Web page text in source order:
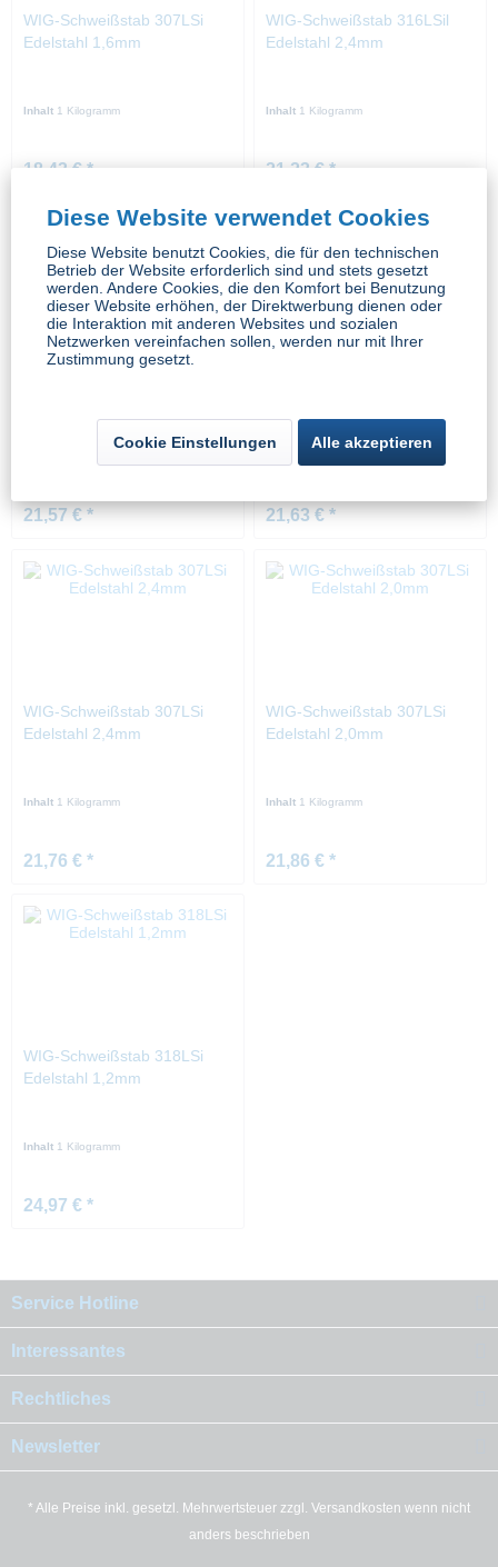
WIG-Schweißstab 307LSi
Edelstahl 1,6mm
Inhalt 1 Kilogramm
18,43 € *
WIG-Schweißstab 316LSil
Edelstahl 2,4mm
Inhalt 1 Kilogramm
21,23 € *
WIG-Schweißstab 307LSi
21,57 € * 21,63 € *
WIG-Schweißstab 307LSi
Edelstahl 2,4mm
Inhalt 1 Kilogramm
21,76 € *
WIG-Schweißstab 307LSi
Edelstahl 2,0mm
Inhalt 1 Kilogramm
21,86 € *
WIG-Schweißstab 318LSi
Edelstahl 1,2mm
Inhalt 1 Kilogramm
24,97 € *
Service Hotline
Interessantes
Rechtliches
Newsletter
* Alle Preise inkl. gesetzl. Mehrwertsteuer zzgl. Versandkosten wenn nicht
anders beschrieben
Diese Website verwendet Cookies
Diese Website benutzt Cookies, die für den technischen
Betrieb der Website erforderlich sind und stets gesetzt
werden. Andere Cookies, die den Komfort bei Benutzung
dieser Website erhöhen, der Direktwerbung dienen oder
die Interaktion mit anderen Websites und sozialen
Netzwerken vereinfachen sollen, werden nur mit Ihrer
Zustimmung gesetzt.
Cookie Einstellungen Alle akzeptieren